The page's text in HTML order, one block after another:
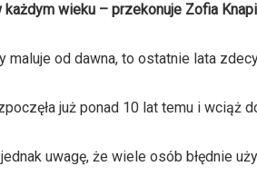
każdym wieku – przekonuje Zofia
maluje od dawna, to ostatnie lata
już ponad 10 lat temu i wciąż
uwagę, że wiele osób błędnie